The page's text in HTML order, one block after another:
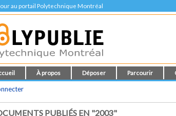
au portail Polytechnique Montréal
À propos Déposer Parcourir
PUBLIÉS EN "2003"